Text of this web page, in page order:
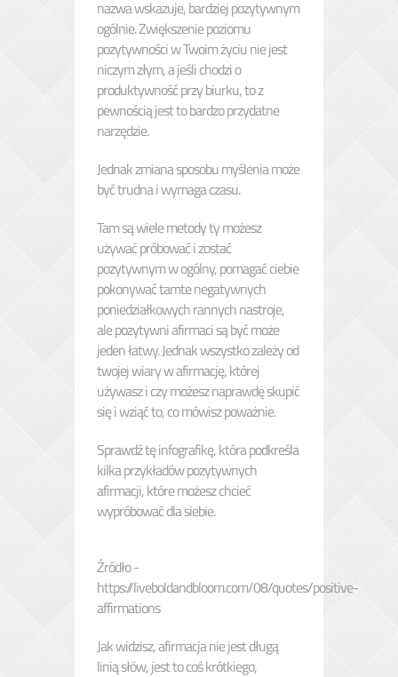
nazwa wskazuje, bardziej pozytywnym
ogólnie. Zwiększenie poziomu
pozytywności w Twoim życiu nie jest
niczym złym, a jeśli chodzi o
produktywność przy biurku, to z
pewnością jest to bardzo przydatne
narzędzie.
Jednak zmiana sposobu myślenia może
być trudna i wymaga czasu.
Tam są wiele metody ty możesz
używać próbować i zostać
pozytywnym w ogólny, pomagać ciebie
pokonywać tamte negatywnych
poniedziałkowych rannych nastroje,
ale pozytywni afirmaci są być może
jeden łatwy. Jednak wszystko zależy od
twojej wiary w afirmację, której
używasz i czy możesz naprawdę skupić
się i wziąć to, co mówisz poważnie.
Sprawdź tę infografikę, która podkreśla
kilka przykładów pozytywnych
afirmacji, które możesz chcieć
wypróbować dla siebie.
Źródło -
https://liveboldandbloom.com/08/quotes/positive-
affirmations
Jak widzisz, afirmacja nie jest długą
linią słów, jest to coś krótkiego,